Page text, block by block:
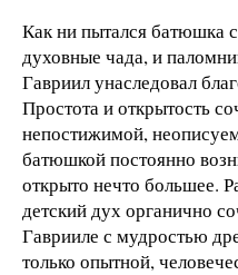
Как ни пытался батюшка
духовные чада, и
Гавриил унаследовал
Простота и открытость
непостижимой,
батюшкой постоянно
открыто нечто большее.
детский дух органично
Гаврииле с мудростью
только опытной,